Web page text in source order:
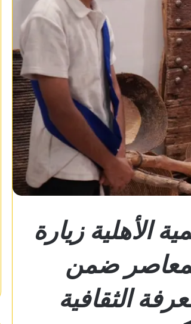
الأهلية زيارة
ضمن
الثقافية